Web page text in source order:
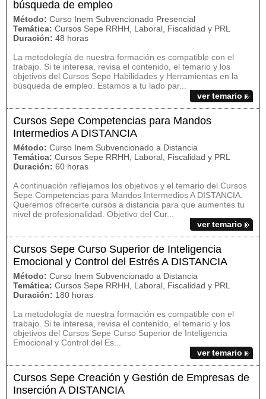
búsqueda de empleo
Método: Curso Inem Subvencionado Presencial
Temática: Cursos Sepe RRHH, Laboral, Fiscalidad y PRL
Duración: 48 horas
La metodología de nuestra formación es compatible con el
trabajo. Si te interesa, revisa el contenido, el temario y los
objetivos del Cursos Sepe Habilidades y Herramientas en la
búsqueda de empleo. Estamos a tu lado par...
ver temario
Cursos Sepe Competencias para Mandos
Intermedios A DISTANCIA
Método: Curso Inem Subvencionado a Distancia
Temática: Cursos Sepe RRHH, Laboral, Fiscalidad y PRL
Duración: 60 horas
A continuación reflejamos los objetivos y el temario del Cursos
Sepe Competencias para Mandos Intermedios A DISTANCIA.
Queremos ofrecerte cursos a distancia para que aumentes tu
nivel de profesionalidad. Objetivo del Cur...
ver temario
Cursos Sepe Curso Superior de Inteligencia
Emocional y Control del Estrés A DISTANCIA
Método: Curso Inem Subvencionado a Distancia
Temática: Cursos Sepe RRHH, Laboral, Fiscalidad y PRL
Duración: 180 horas
La metodología de nuestra formación es compatible con el
trabajo. Si te interesa, revisa el contenido, el temario y los
objetivos del Cursos Sepe Curso Superior de Inteligencia
Emocional y Control del Es...
ver temario
Cursos Sepe Creación y Gestión de Empresas de
Inserción A DISTANCIA